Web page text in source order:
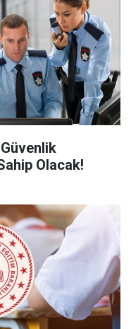
Olacak!